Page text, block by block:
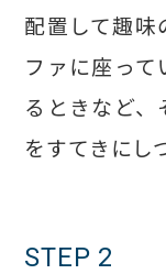
配置して趣味
ファに座って
るときなど、
をすてきにし
STEP 2